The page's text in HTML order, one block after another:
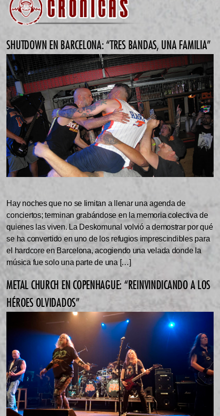
SHUTDOWN EN BARCELONA: “TRES BANDAS, UNA FAMILIA”
Hay noches que no se limitan a llenar una agenda de
conciertos; terminan grabándose en la memoria colectiva de
quienes las viven. La Deskomunal volvió a demostrar por qué
se ha convertido en uno de los refugios imprescindibles para
el hardcore en Barcelona, acogiendo una velada donde la
música fue solo una parte de una […]
METAL CHURCH EN COPENHAGUE: “REINVINDICANDO A LOS
HÉROES OLVIDADOS”